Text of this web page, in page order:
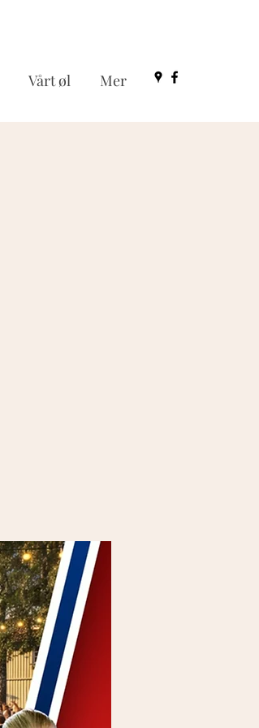
Vårt øl Mer